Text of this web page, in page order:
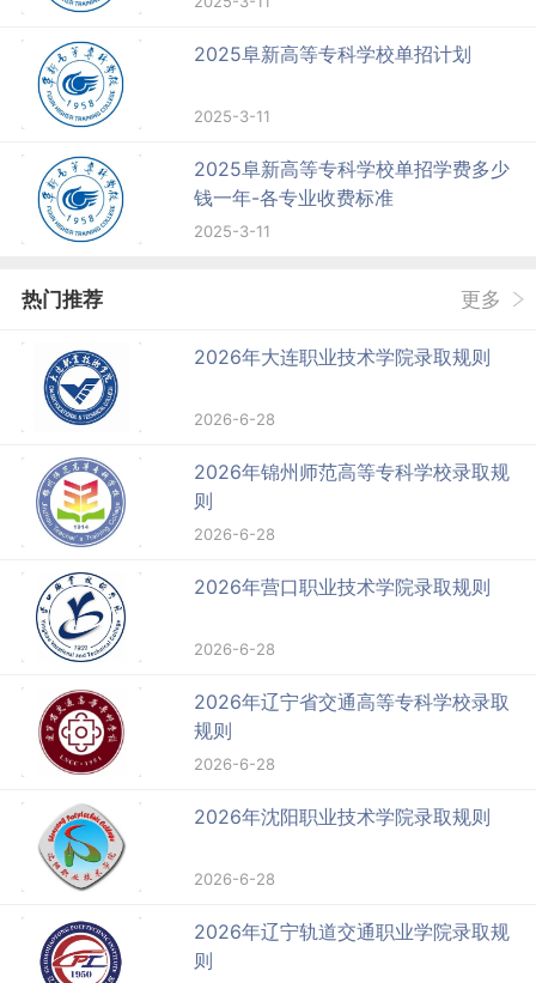
2025阜新高等专科学校单招计划
2025-3-11
2025阜新高等专科学校单招学费多少
钱一年-各专业收费标准
2025-3-11
热门推荐 更多
2026年大连职业技术学院录取规则
2026-6-28
2026年锦州师范高等专科学校录取规
则
2026-6-28
2026年营口职业技术学院录取规则
2026-6-28
2026年辽宁省交通高等专科学校录取
规则
2026-6-28
2026年沈阳职业技术学院录取规则
2026-6-28
2026年辽宁轨道交通职业学院录取规
则